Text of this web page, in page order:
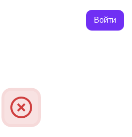
Войти